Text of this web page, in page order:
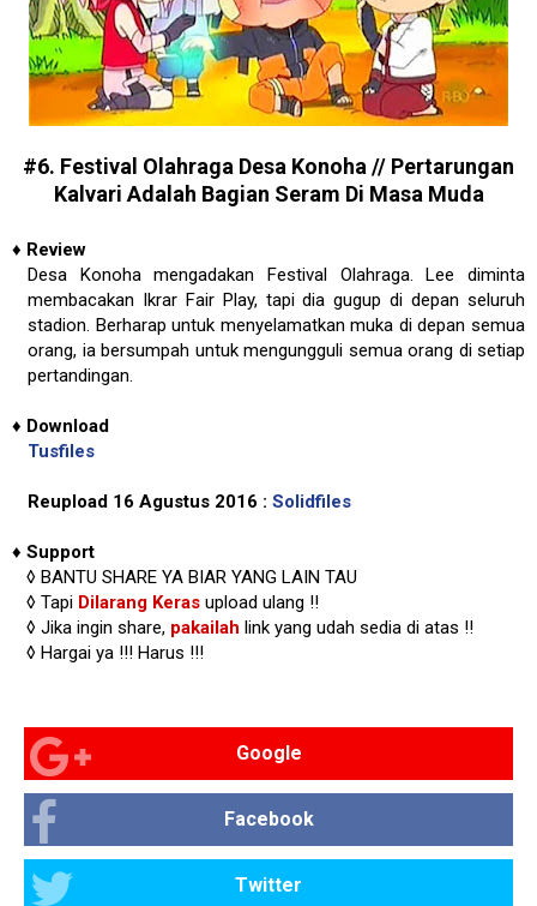
#6. Festival Olahraga Desa Konoha // Pertarungan
Kalvari Adalah Bagian Seram Di Masa Muda
♦ Review
Desa Konoha mengadakan Festival Olahraga. Lee diminta
membacakan Ikrar Fair Play, tapi dia gugup di depan seluruh
stadion. Berharap untuk menyelamatkan muka di depan semua
orang, ia bersumpah untuk mengungguli semua orang di setiap
pertandingan.
♦ Download
Tusfiles
Reupload 16 Agustus 2016 : Solidfiles
♦ Support
◊ BANTU SHARE YA BIAR YANG LAIN TAU
◊ Tapi Dilarang Keras upload ulang !!
◊ Jika ingin share, pakailah link yang udah sedia di atas !!
◊ Hargai ya !!! Harus !!!
Google
Facebook
Twitter